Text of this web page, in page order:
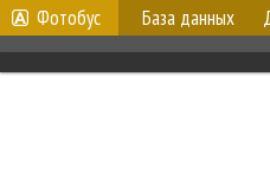
Фотобус База данных